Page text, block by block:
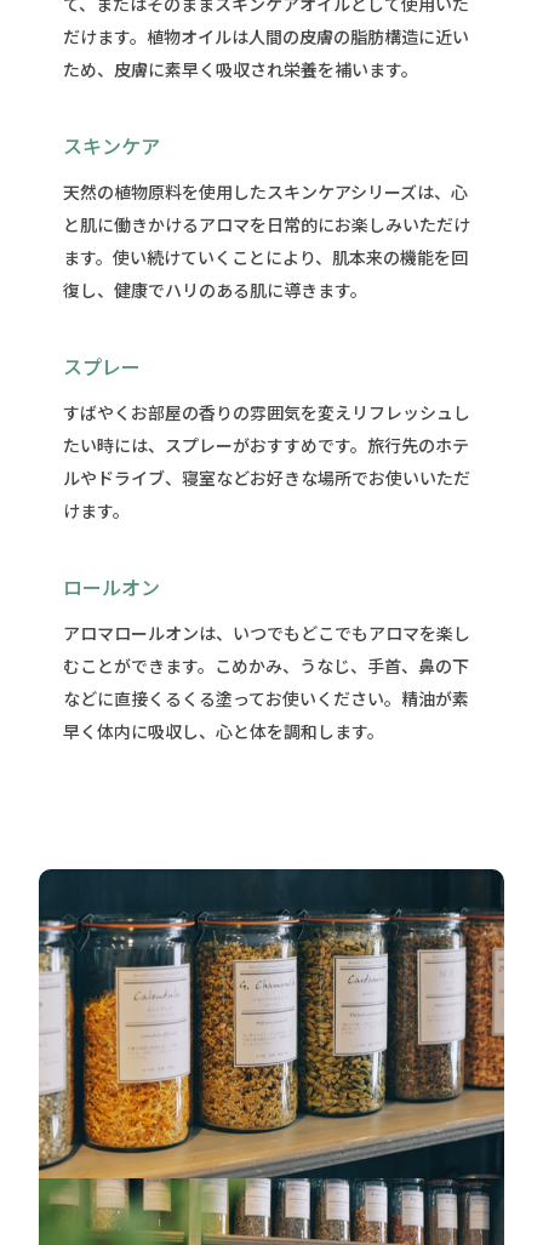
だけます。植物オイルは人間の皮膚の脂肪構造に近い
ため、皮膚に素早く吸収され栄養を補います。
スキンケア
天然の植物原料を使用したスキンケアシリーズは、心
と肌に働きかけるアロマを日常的にお楽しみいただけ
ます。使い続けていくことにより、肌本来の機能を回
復し、健康でハリのある肌に導きます。
スプレー
すばやくお部屋の香りの雰囲気を変えリフレッシュし
たい時には、スプレーがおすすめです。旅行先のホテ
ルやドライブ、寝室などお好きな場所でお使いいただ
けます。
ロールオン
アロマロールオンは、いつでもどこでもアロマを楽し
むことができます。こめかみ、うなじ、手首、鼻の下
などに直接くるくる塗ってお使いください。精油が素
早く体内に吸収し、心と体を調和します。